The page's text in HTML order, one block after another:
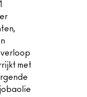
verloop
met